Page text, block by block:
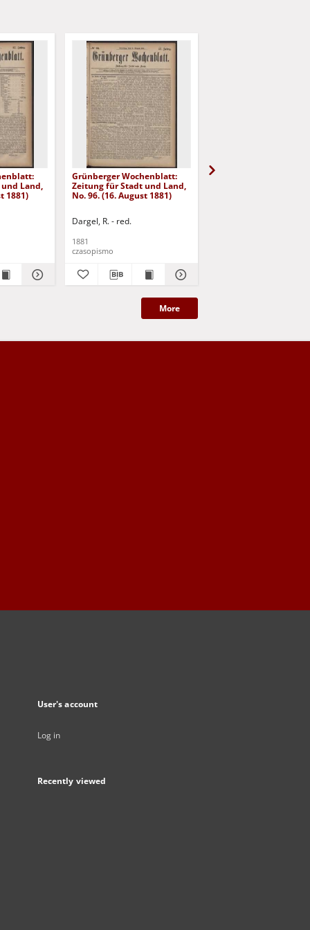
Land,
1881)
Grünberger Wochenblatt:
Zeitung für Stadt und Land,
No. 96. (16. August 1881)
Dargel, R. - red.
1881
czasopismo
More
User's account
Log in
Recently viewed